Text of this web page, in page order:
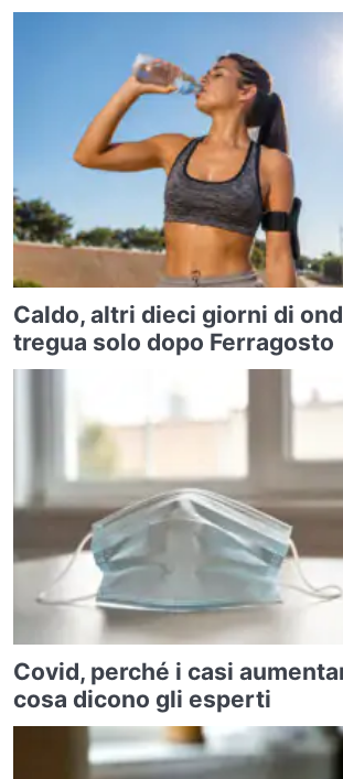
Caldo, altri dieci giorni di
tregua solo dopo Ferragosto
Covid, perché i casi
cosa dicono gli esperti